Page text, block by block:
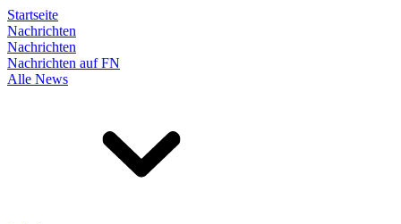
Startseite
Nachrichten
Nachrichten
Nachrichten auf FN
Alle News